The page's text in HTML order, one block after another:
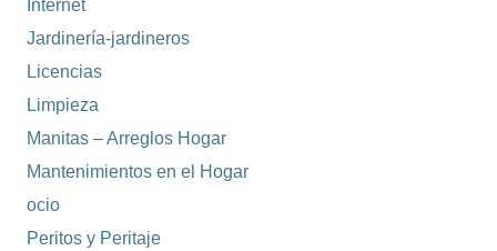
Internet
Jardinería-jardineros
Licencias
Limpieza
Manitas – Arreglos Hogar
Mantenimientos en el Hogar
ocio
Peritos y Peritaje